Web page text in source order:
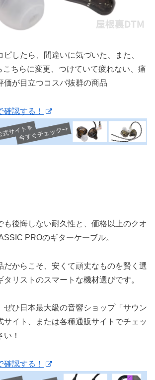
ピしたら、間違いに気づいた、また、
こちらに変更、つけていて疲れない、痛
価が目立つコスパ抜群の商品
認する！
も後悔しない耐久性と、価格以上のクオ
PROのギターケーブル。
だからこそ、安くて頑丈なものを賢く選
リストのスマートな機材選びです。
ぜひ日本最大級の音響ショップ「サウン
サイト、または各種通販サイトでチェッ
！
認する！